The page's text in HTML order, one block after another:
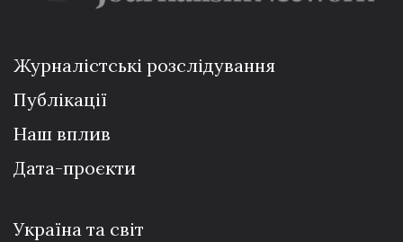
Журналістські розслідування
Публікації
Наш вплив
Дата-проєкти
Україна та світ